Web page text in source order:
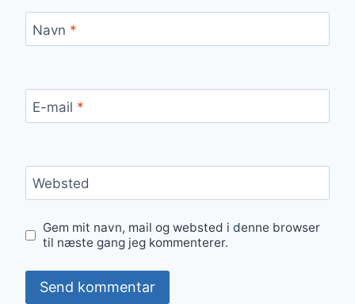
Navn *
E-mail *
Websted
Gem mit navn, mail og websted i denne browser
til næste gang jeg kommenterer.